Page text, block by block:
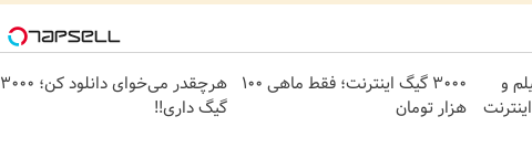
و
3000گیگ اینترنت
3000 گیگ اینترنت؛ فقط ماهی 100
هزار تومان
هرچقدر می‌خوای دانلود کن؛ 3000
گیگ داری!!